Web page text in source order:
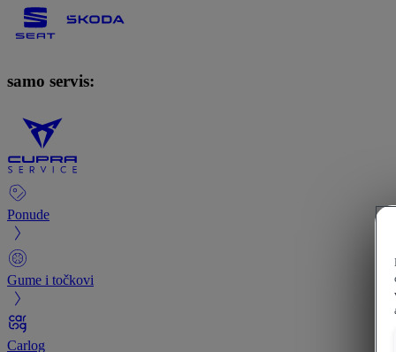
samo servis:
Ponude
Gume i točkovi
Carlog